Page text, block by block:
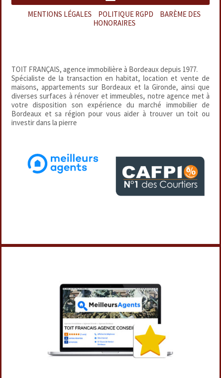
MENTIONS LÉGALES POLITIQUE RGPD
BARÈME DES
HONORAIRES
TOIT FRANÇAIS, agence immobilière à Bordeaux depuis 1977.
Spécialiste de la transaction en habitat, location et vente de
maisons, appartements sur Bordeaux et la Gironde, ainsi que
diverses surfaces à rénover et immeubles, notre agence met à
votre disposition son expérience du marché immobilier de
Bordeaux et sa région pour vous aider à trouver un toit ou
investir dans la pierre